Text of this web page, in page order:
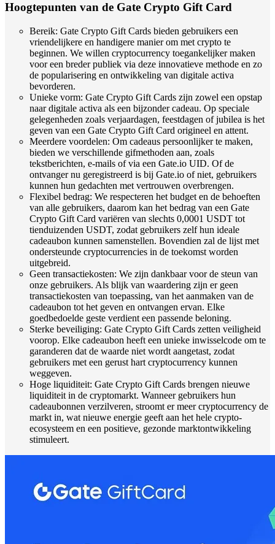
Hoogtepunten van de Gate Crypto Gift Card
Bereik: Gate Crypto Gift Cards bieden gebruikers een
vriendelijkere en handigere manier om met crypto te
beginnen. We willen cryptocurrency toegankelijker maken
voor een breder publiek via deze innovatieve methode en zo
de popularisering en ontwikkeling van digitale activa
bevorderen.
Unieke vorm: Gate Crypto Gift Cards zijn zowel een opstap
naar digitale activa als een bijzonder cadeau. Op speciale
gelegenheden zoals verjaardagen, feestdagen of jubilea is het
geven van een Gate Crypto Gift Card origineel en attent.
Meerdere voordelen: Om cadeaus persoonlijker te maken,
bieden we verschillende gifmethoden aan, zoals
tekstberichten, e-mails of via een Gate.io UID. Of de
ontvanger nu geregistreerd is bij Gate.io of niet, gebruikers
kunnen hun gedachten met vertrouwen overbrengen.
Flexibel bedrag: We respecteren het budget en de behoeften
van alle gebruikers, daarom kan het bedrag van een Gate
Crypto Gift Card variëren van slechts 0,0001 USDT tot
tienduizenden USDT, zodat gebruikers zelf hun ideale
cadeaubon kunnen samenstellen. Bovendien zal de lijst met
ondersteunde cryptocurrencies in de toekomst worden
uitgebreid.
Geen transactiekosten: We zijn dankbaar voor de steun van
onze gebruikers. Als blijk van waardering zijn er geen
transactiekosten van toepassing, van het aanmaken van de
cadeaubon tot het geven en ontvangen ervan. Elke
goedbedoelde geste verdient een passende beloning.
Sterke beveiliging: Gate Crypto Gift Cards zetten veiligheid
voorop. Elke cadeaubon heeft een unieke inwisselcode om te
garanderen dat de waarde niet wordt aangetast, zodat
gebruikers met een gerust hart cryptocurrency kunnen
weggeven.
Hoge liquiditeit: Gate Crypto Gift Cards brengen nieuwe
liquiditeit in de cryptomarkt. Wanneer gebruikers hun
cadeaubonnen verzilveren, stroomt er meer cryptocurrency de
markt in, wat nieuwe energie geeft aan het hele crypto-
ecosysteem en een positieve, gezonde marktontwikkeling
stimuleert.